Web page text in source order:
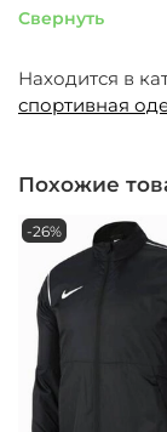
Свернуть
Находится в
спортивная
Похожие
-26%